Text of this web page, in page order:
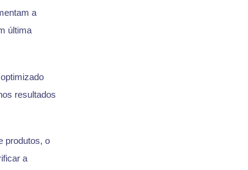
a
última
resultados
produtos, o
a